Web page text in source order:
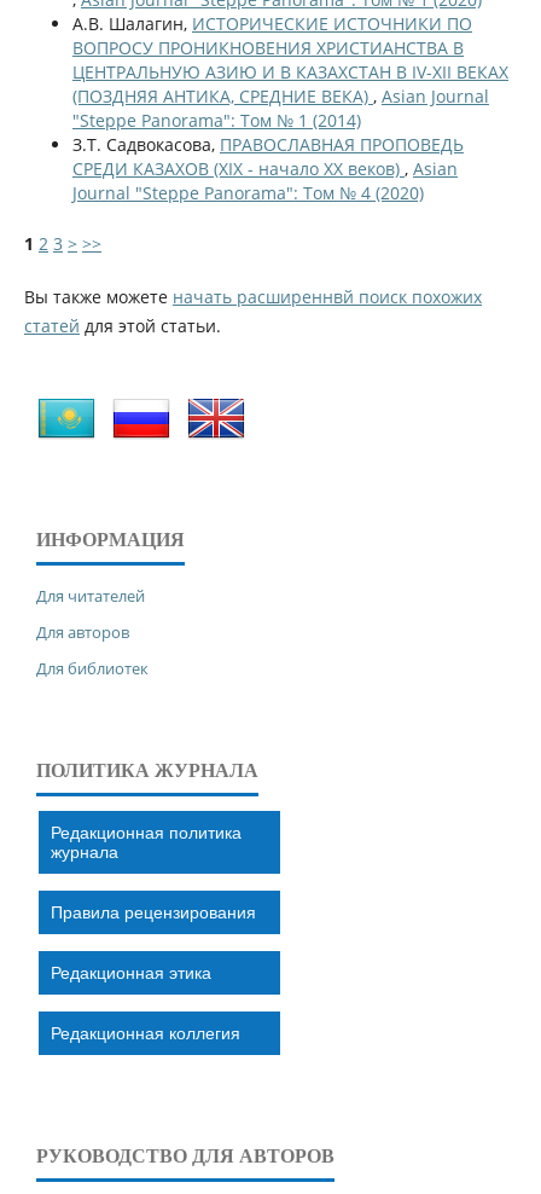
А.В. Шалагин, ИСТОРИЧЕСКИЕ ИСТОЧНИКИ ПО
ВОПРОСУ ПРОНИКНОВЕНИЯ ХРИСТИАНСТВА В
ЦЕНТРАЛЬНУЮ АЗИЮ И В КАЗАХСТАН В IV-XII ВЕКАХ
(ПОЗДНЯЯ АНТИКА, СРЕДНИЕ ВЕКА) , Asian Journal
"Steppe Panorama": Том № 1 (2014)
З.Т. Садвокасова, ПРАВОСЛАВНАЯ ПРОПОВЕДЬ
СРЕДИ КАЗАХОВ (XIX - начало XX веков) , Asian
Journal "Steppe Panorama": Том № 4 (2020)
1 2 3 > >>
Вы также можете начать расширеннвй поиск похожих
статей для этой статьи.
ИНФОРМАЦИЯ
Для читателей
Для авторов
Для библиотек
ПОЛИТИКА ЖУРНАЛА
Редакционная политика
журнала
Правила рецензирования
Редакционная этика
Редакционная коллегия
РУКОВОДСТВО ДЛЯ АВТОРОВ